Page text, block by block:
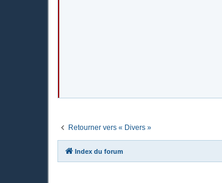
Retourner vers « Divers »
Index du forum